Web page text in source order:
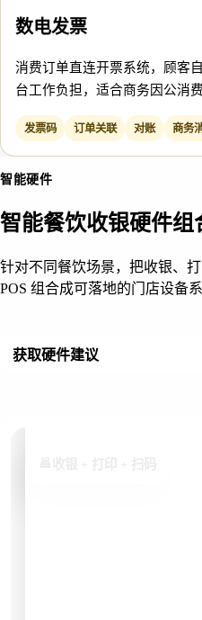
数电发票
消费订单直连开票系统，顾客
台工作负担，适合商务因公消费
发票码 订单关联 对账 商务
智能硬件
智能餐饮收银硬件组
针对不同餐饮场景，把收银、
POS 组合成可落地的门店设备系
获取硬件建议